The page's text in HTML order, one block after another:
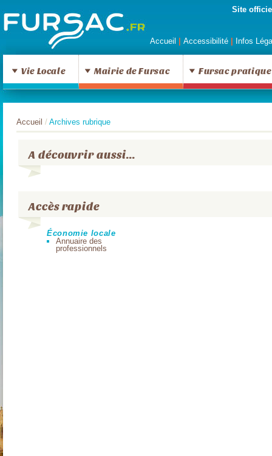
Site
Accueil Accessibilité Infos
Vie Locale Mairie de Fursac Fursac pratique
Fursac
Archives rubrique
Accueil / Archives rubrique
A découvrir aussi...
Accès rapide
Économie locale
Annuaire des
professionnels